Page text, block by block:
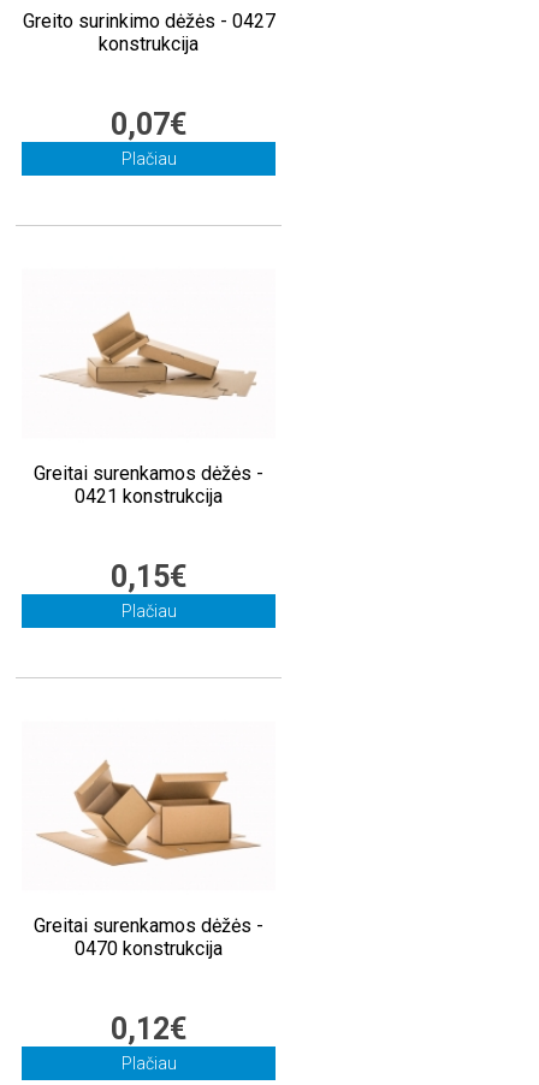
Greito surinkimo dėžės - 0427
konstrukcija
0,07€
Plačiau
Greitai surenkamos dėžės -
0421 konstrukcija
0,15€
Plačiau
Greitai surenkamos dėžės -
0470 konstrukcija
0,12€
Plačiau